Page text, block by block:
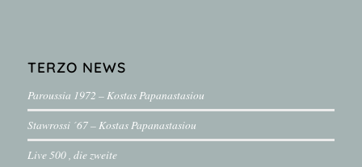
TERZO NEWS
Paroussia 1972 – Kostas Papanastasiou
Stawrossi ´67 – Kostas Papanastasiou
Live 500 , die zweite